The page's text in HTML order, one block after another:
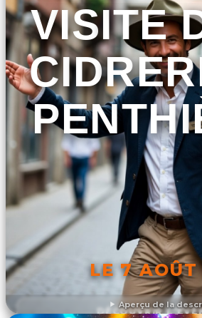
Aperçu de la
VISITE
LE 7
DÉCOUVRIR